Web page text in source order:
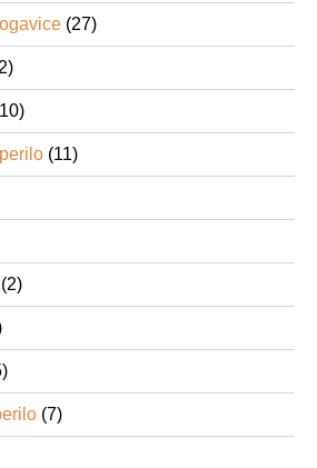
(27)
(11)
(2)
(7)